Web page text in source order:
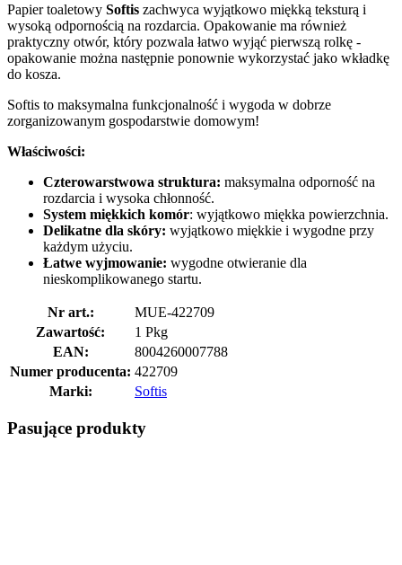
Papier toaletowy Softis zachwyca wyjątkowo miękką teksturą i
wysoką odpornością na rozdarcia. Opakowanie ma również
praktyczny otwór, który pozwala łatwo wyjąć pierwszą rolkę -
opakowanie można następnie ponownie wykorzystać jako wkładkę
do kosza.
Softis to maksymalna funkcjonalność i wygoda w dobrze
zorganizowanym gospodarstwie domowym!
Właściwości:
Czterowarstwowa struktura: maksymalna odporność na
rozdarcia i wysoka chłonność.
System miękkich komór: wyjątkowo miękka powierzchnia.
Delikatne dla skóry: wyjątkowo miękkie i wygodne przy
każdym użyciu.
Łatwe wyjmowanie: wygodne otwieranie dla
nieskomplikowanego startu.
Nr art.:
MUE-422709
Zawartość:
1 Pkg
EAN:
8004260007788
Numer producenta: 422709
Marki:
Softis
Pasujące produkty